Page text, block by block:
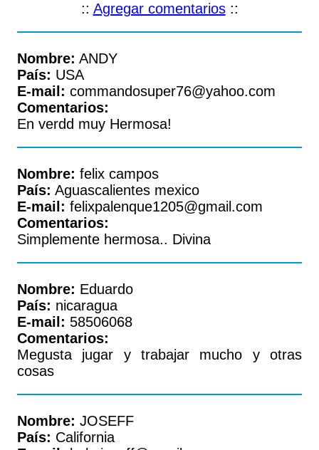
:: Agregar comentarios::
Nombre: ANDY
País: USA
E-mail: commandosuper76@yahoo.com
Comentarios:
En verdd muy Hermosa!
Nombre: felix campos
País: Aguascalientes mexico
E-mail: felixpalenque1205@gmail.com
Comentarios:
Simplemente hermosa.. Divina
Nombre: Eduardo
País: nicaragua
E-mail: 58506068
Comentarios:
Megusta jugar y trabajar mucho y otras
cosas
Nombre: JOSEFF
País: California